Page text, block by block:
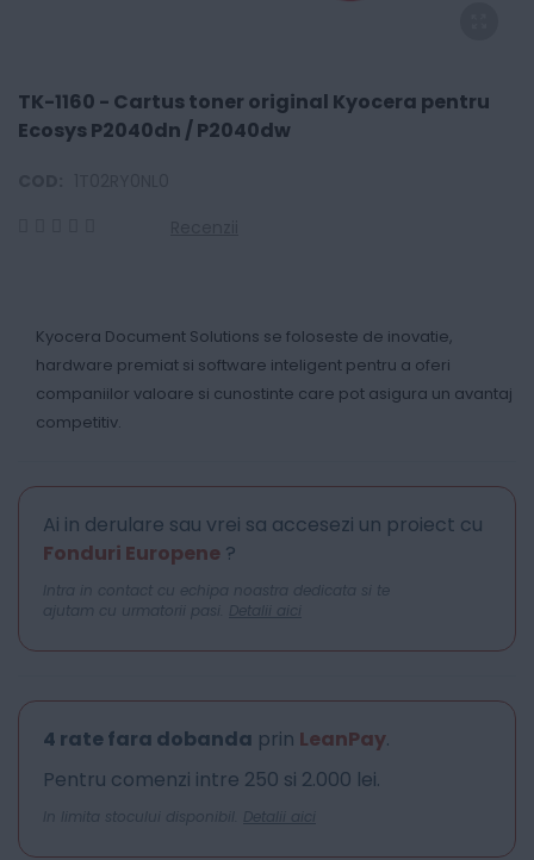
TK-1160 - Cartus toner original Kyocera pentru
Ecosys P2040dn / P2040dw
Kyocera Document Solutions se foloseste de inovatie,
hardware premiat si software inteligent pentru a oferi
companiilor valoare si cunostinte care pot asigura un avantaj
competitiv.
Ai in derulare sau vrei sa accesezi un proiect cu
Fonduri Europene ?
Intra in contact cu echipa noastra dedicata si te
ajutam cu urmatorii pasi. Detalii aici
4 rate fara dobanda prin LeanPay.
Pentru comenzi intre 250 si 2.000 lei.
In limita stocului disponibil. Detalii aici